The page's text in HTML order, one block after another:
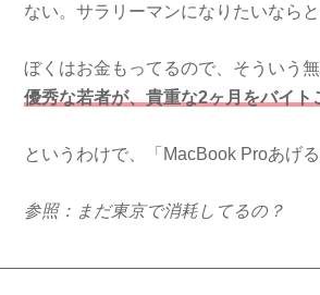
ない。サラリーマンになりたいならと
ぼくはお金もってるので、そういう
優秀な若者が、貴重な2ヶ月をバイト
というわけで、「MacBook Proあげ
参照：まだ東京で消耗してるの？